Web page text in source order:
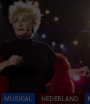
MUSICAL NEDERLAND